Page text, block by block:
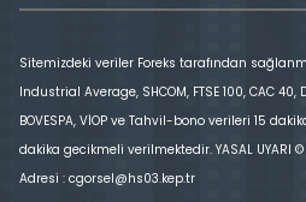
Sitemizdeki veriler Foreks tarafından
Industrial Average, SHCOM, FTSE 100, CAC 40,
BOVESPA, VİOP ve Tahvil-bono verileri 15
dakika gecikmeli verilmektedir. YASAL UYARI
Adresi : cgorsel@hs03.kep.tr